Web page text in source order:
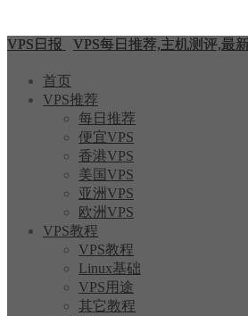
VPS日报 VPS每日推荐,主机测评,最
首页
VPS推荐
每日推荐
便宜VPS
香港VPS
美国VPS
亚洲VPS
欧洲VPS
VPS教程
VPS教程
Linux基础
VPS用途
其它教程